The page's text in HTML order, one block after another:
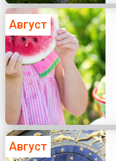
Август
Август